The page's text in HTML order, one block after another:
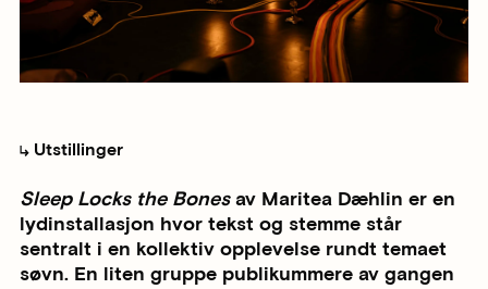
Utstillinger
Sleep Locks the Bonesav Maritea Dæhlin er en
lydinstallasjon hvor tekst og stemme står
sentralt i en kollektiv opplevelse rundt temaet
søvn. En liten gruppe publikummere av gangen